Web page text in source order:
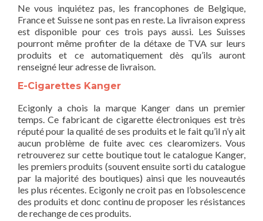
Ne vous inquiétez pas, les francophones de Belgique,
France et Suisse ne sont pas en reste. La livraison express
est disponible pour ces trois pays aussi. Les Suisses
pourront même profiter de la détaxe de TVA sur leurs
produits et ce automatiquement dès qu’ils auront
renseigné leur adresse de livraison.
E-Cigarettes Kanger
Ecigonly a chois la marque Kanger dans un premier
temps. Ce fabricant de cigarette électroniques est très
réputé pour la qualité de ses produits et le fait qu’il n’y ait
aucun problème de fuite avec ces clearomizers. Vous
retrouverez sur cette boutique tout le catalogue Kanger,
les premiers produits (souvent ensuite sorti du catalogue
par la majorité des boutiques) ainsi que les nouveautés
les plus récentes. Ecigonly ne croit pas en l’obsolescence
des produits et donc continu de proposer les résistances
de rechange de ces produits.